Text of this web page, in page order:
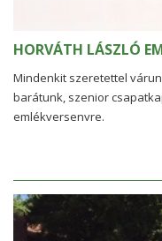
HORVÁTH LÁSZLÓ
Mindenkit szeretettel
barátunk, szenior
emlékversenyre.